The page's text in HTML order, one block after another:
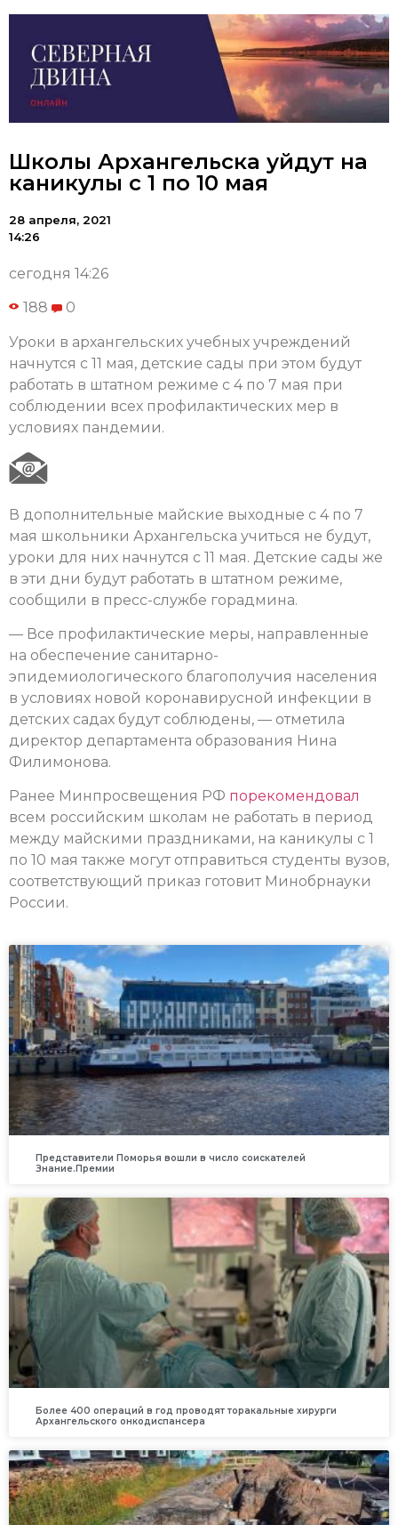
Школы Архангельска уйдут на
каникулы с 1 по 10 мая
28 апреля, 2021
14:26
сегодня 14:26
188 0
Уроки в архангельских учебных учреждений
начнутся с 11 мая, детские сады при этом будут
работать в штатном режиме с 4 по 7 мая при
соблюдении всех профилактических мер в
условиях пандемии.
В дополнительные майские выходные с 4 по 7
мая школьники Архангельска учиться не будут,
уроки для них начнутся с 11 мая. Детские сады же
в эти дни будут работать в штатном режиме,
сообщили в пресс-службе горадмина.
— Все профилактические меры, направленные
на обеспечение санитарно-
эпидемиологического благополучия населения
в условиях новой коронавирусной инфекции в
детских садах будут соблюдены, — отметила
директор департамента образования Нина
Филимонова.
Ранее Минпросвещения РФ порекомендовал
всем российским школам не работать в период
между майскими праздниками, на каникулы с 1
по 10 мая также могут отправиться студенты вузов,
соответствующий приказ готовит Минобрнауки
России.
Представители Поморья вошли в число соискателей
Знание.Премии
Более 400 операций в год проводят торакальные хирурги
Архангельского онкодиспансера